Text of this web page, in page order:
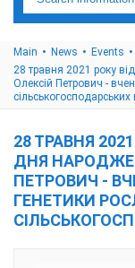
Main News Events
28 травня 2021 року
Олексій Петрович -
сільськогосподарських
28 ТРАВНЯ
ДНЯ
ПЕТРОВИЧ -
ГЕНЕТИКИ